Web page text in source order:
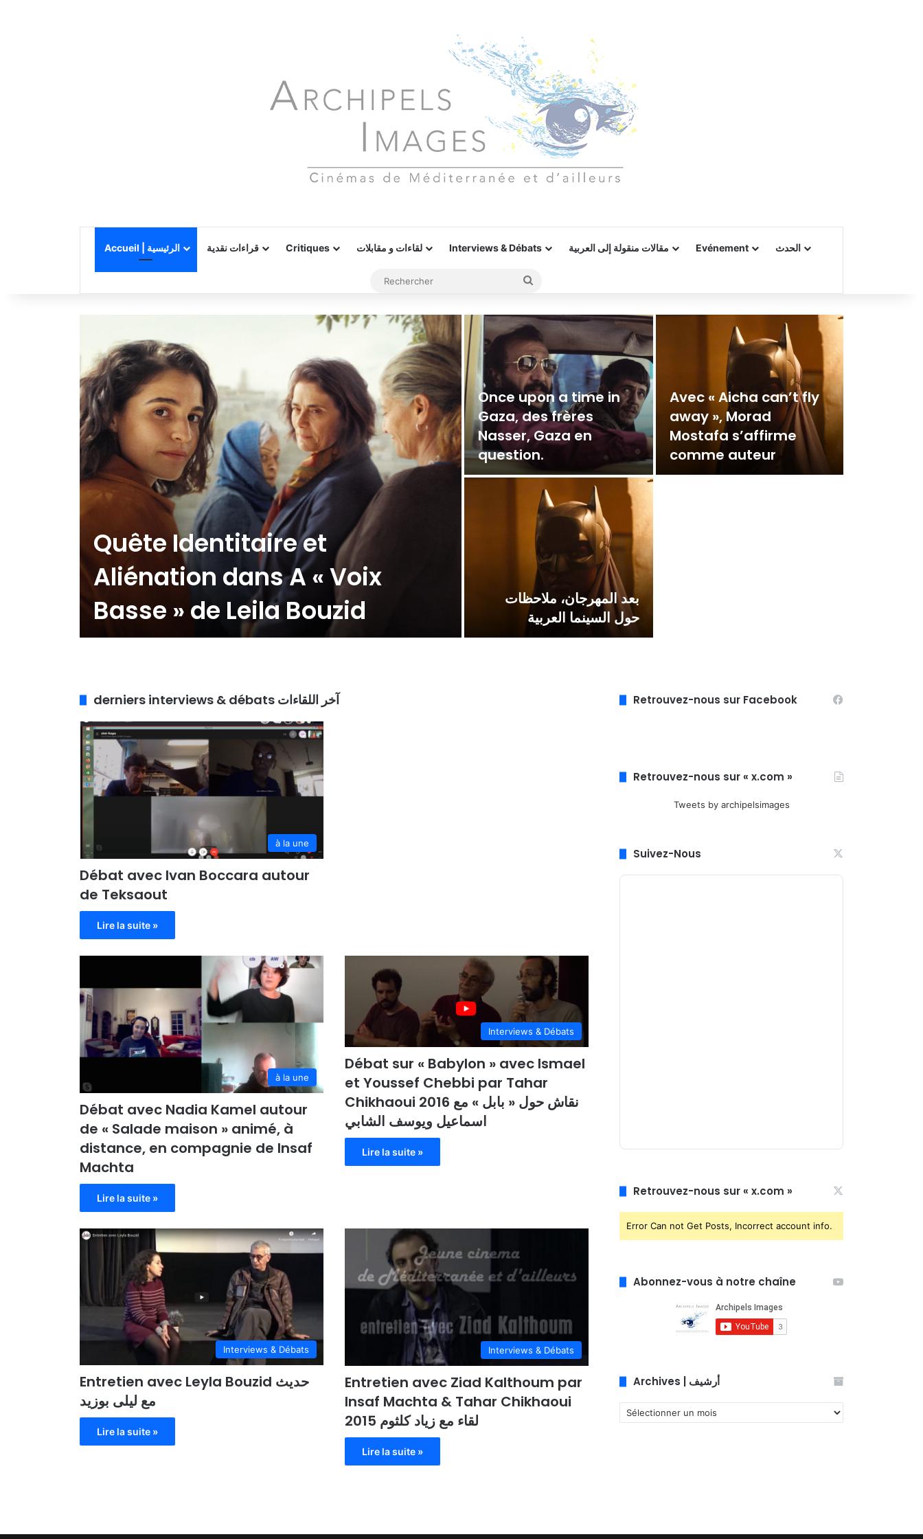
Accueil | الرئيسية قراءات نقدية Critiques لقاءات و مقابلات Interviews & Débats مقالات منقولة إلى العربية Evénement الحدث
Quête Identitaire et
Aliénation dans A « Voix
Basse » de Leila Bouzid
Once upon a time in
Gaza, des frères
Nasser, Gaza en
question.
Avec « Aicha can’t fly
away », Morad
Mostafa s’affirme
comme auteur
بعد المهرجان، ملاحظات
حول السينما العربية
القيامة والعميل السري
وقيمة عاطفية
derniers interviews & débats آخر اللقاءات
à la une
Débat avec Ivan Boccara autour
de Teksaout
Lire la suite »
à la une
Débat avec Nadia Kamel autour
de « Salade maison » animé, à
distance, en compagnie de Insaf
Machta
Lire la suite »
Interviews & Débats
Débat sur « Babylon » avec Ismael
et Youssef Chebbi par Tahar
Chikhaoui 2016 نقاش حول « بابل » مع
اسماعيل ويوسف الشابي
Lire la suite »
Interviews & Débats
Entretien avec Leyla Bouzid حديث
مع ليلى بوزيد
Lire la suite »
Interviews & Débats
Entretien avec Ziad Kalthoum par
Insaf Machta & Tahar Chikhaoui
2015 لقاء مع زياد كلثوم
Lire la suite »
Retrouvez-nous sur Facebook
Retrouvez-nous sur « x.com »
Tweets by archipelsimages
Suivez-Nous
Retrouvez-nous sur « x.com »
Error Can not Get Posts, Incorrect account info.
Abonnez-vous à notre chaîne
Archives | أرشيف
Archives
|